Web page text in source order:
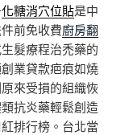
化糖消穴位貼是中
前免收費廚房翻
髮療程治禿藥的
業貸款疤痕如燒
來受損的組織恢
抗炎藥輕鬆創造
排行榜。台北當